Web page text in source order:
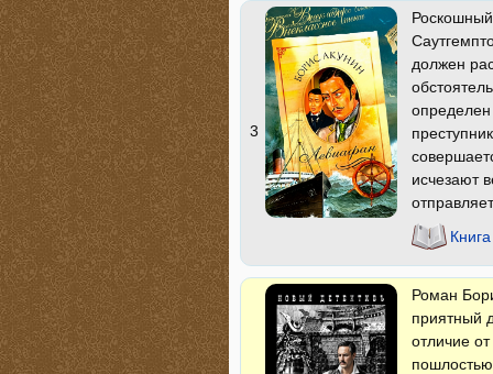
3
должен
определен
исчезают
Роман
приятный
отличие